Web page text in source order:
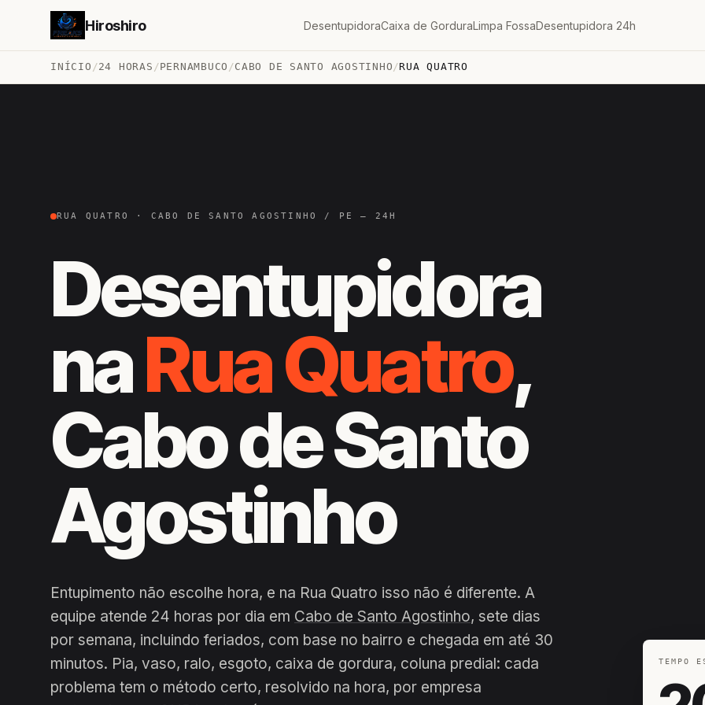
Hiroshiro DesentupidoraCaixa de GorduraLimpa FossaDesentupidora 24h
INÍCIO /24 HORAS /PERNAMBUCO /CABO DE SANTO AGOSTINHO /RUA QUATRO
RUA QUATRO · CABO DE SANTO AGOSTINHO / PE — 24H
Desentupidora
naRua Quatro,
Cabo de Santo
Agostinho
Entupimento não escolhe hora, e na Rua Quatro isso não é diferente. A
equipe atende 24 horas por dia em Cabo de Santo Agostinho, sete dias
por semana, incluindo feriados, com base no bairro e chegada em até 30
minutos. Pia, vaso, ralo, esgoto, caixa de gordura, coluna predial: cada
problema tem o método certo, resolvido na hora, por empresa
TEMPO